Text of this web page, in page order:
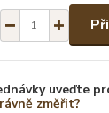
uveďte
změřit?